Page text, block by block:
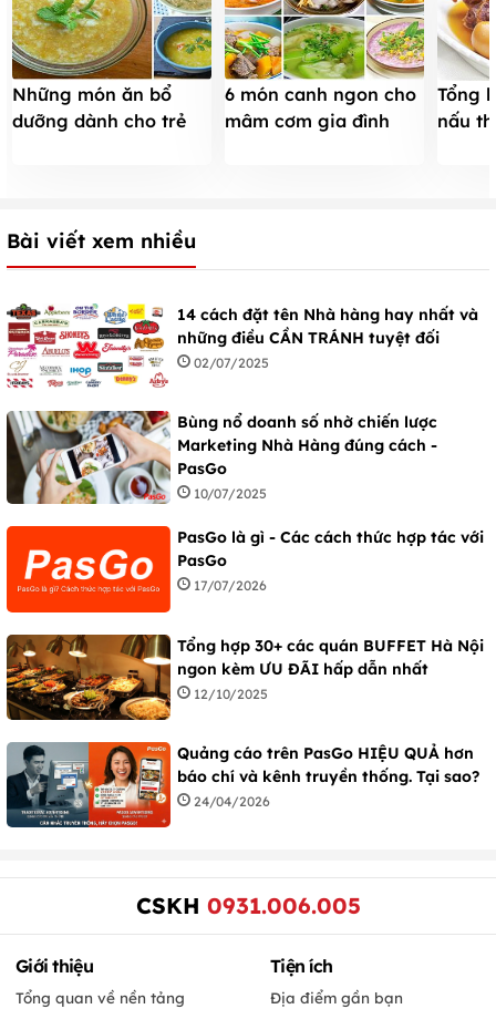
Những món ăn bổ
dưỡng dành cho trẻ
6 món canh ngon cho
mâm cơm gia đình
Tổng
nấu
Bài viết xem nhiều
14 cách đặt tên Nhà hàng hay nhất và
những điều CẦN TRÁNH tuyệt đối
02/07/2025
Bùng nổ doanh số nhờ chiến lược
Marketing Nhà Hàng đúng cách -
PasGo
10/07/2025
PasGo là gì - Các cách thức hợp tác với
PasGo
17/07/2026
Tổng hợp 30+ các quán BUFFET Hà Nội
ngon kèm ƯU ĐÃI hấp dẫn nhất
12/10/2025
Quảng cáo trên PasGo HIỆU QUẢ hơn
báo chí và kênh truyền thống. Tại sao?
24/04/2026
CSKH 0931.006.005
Giới thiệu
Tổng quan về nền tảng
Tiện ích
Địa điểm gần bạn